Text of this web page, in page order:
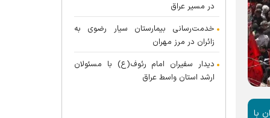
با
در مسیر عراق
خدمت‌رسانی بیمارستان سیار رضوی به
زائران در مرز مهران
دیدار سفیران امام رئوف(ع) با مسئولان
ارشد استان واسط عراق